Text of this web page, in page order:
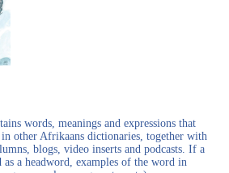
words, meanings and expressions that
other Afrikaans dictionaries, together with
blogs, video inserts and podcasts. If a
a headword, examples of the word in